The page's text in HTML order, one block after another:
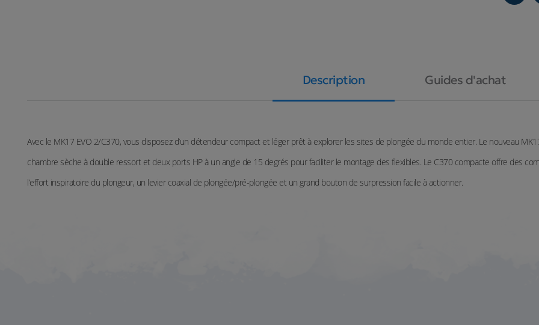
Description Guides d'achat
Avec le MK17 EVO 2/C370, vous disposez d’un détendeur compact et léger prêt à explorer les sites de plongée du monde entier. Le nouveau
chambre sèche à double ressort et deux ports HP à un angle de 15 degrés pour faciliter le montage des flexibles. Le C370 compacte offre des
l’effort inspiratoire du plongeur, un levier coaxial de plongée/pré-plongée et un grand bouton de surpression facile à actionner.